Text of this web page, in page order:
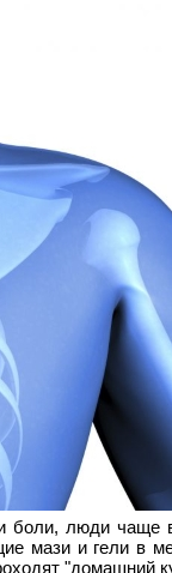
боли, люди чаще
мази и гели в
"домашний